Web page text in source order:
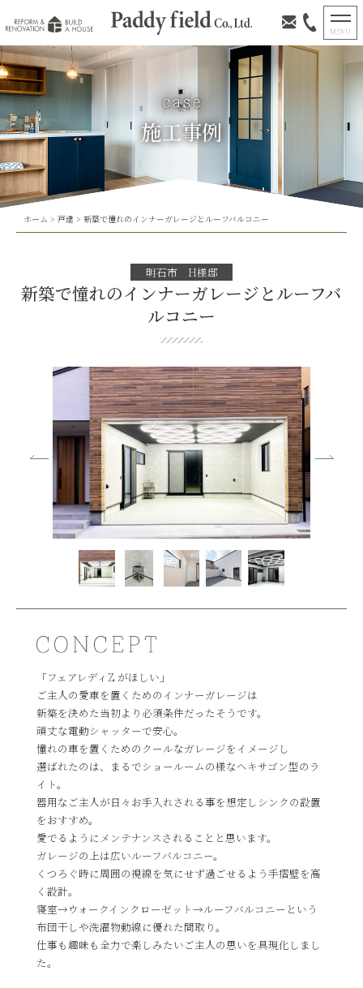
施工事例
ホーム > 戸建> 新築で憧れのインナーガレージとルーフバルコニー
明石市 H様邸
新築で憧れのインナーガレージとルーフバ
ルコニー
「フェアレディZ がほしい」
ご主人の愛車を置くためのインナーガレージは
新築を決めた当初より必須条件だったそうです。
頑丈な電動シャッターで安心。
憧れの車を置くためのクールなガレージをイメージし
選ばれたのは、まるでショールームの様なヘキサゴン型のラ
イト。
器用なご主人が日々お手入れされる事を想定しシンクの設置
をおすすめ。
愛でるようにメンテナンスされることと思います。
ガレージの上は広いルーフバルコニー。
くつろぐ時に周囲の視線を気にせず過ごせるよう手摺壁を高
く設計。
寝室→ウォークインクローゼット→ルーフバルコニーという
布団干しや洗濯物動線に優れた間取り。
仕事も趣味も全力で楽しみたいご主人の思いを具現化しまし
た。